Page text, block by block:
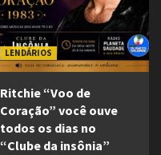
LENDÁRIOS
Ritchie “Voo de
Coração” você ouve
todos os dias no
“Clube da insônia”